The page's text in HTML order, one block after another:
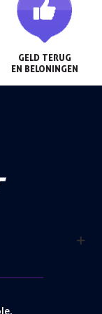
GELD TERUG
EN BELONINGEN